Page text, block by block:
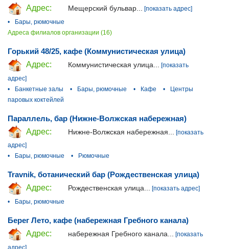
Адрес:
Мещерский бульвар...
[показать адрес]
•
Бары, рюмочные
Адреса филиалов организации (16)
Горький 48/25, кафе (Коммунистическая улица)
Адрес:
Коммунистическая улица...
[показать
адрес]
•
Банкетные залы • Бары, рюмочные • Кафе •
Центры
паровых коктейлей
Параллель, бар (Нижне-Волжская набережная)
Адрес:
Нижне-Волжская набережная...
[показать
адрес]
•
Бары, рюмочные • Рюмочные
Travnik, ботанический бар (Рождественская улица)
Адрес:
Рождественская улица... [показать адрес]
•
Бары, рюмочные
Берег Лето, кафе (набережная Гребного канала)
Адрес:
набережная Гребного канала...
[показать
адрес]